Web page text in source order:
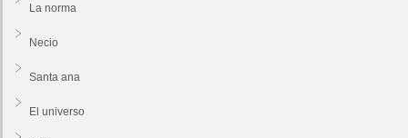
La norma
Necio
Santa ana
El universo